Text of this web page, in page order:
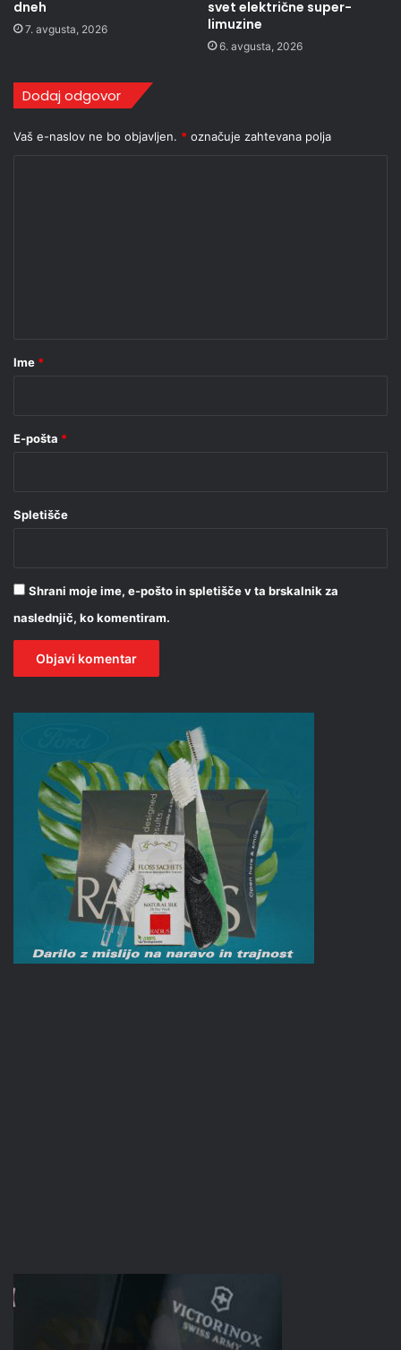
dneh
7. avgusta, 2026
svet električne super-
limuzine
6. avgusta, 2026
Dodaj odgovor
Vaš e-naslov ne bo objavljen. * označuje zahtevana polja
r
Ime *
E-pošta *
Spletišče
Shrani moje ime, e-pošto in spletišče v ta brskalnik za
naslednjič, ko komentiram.